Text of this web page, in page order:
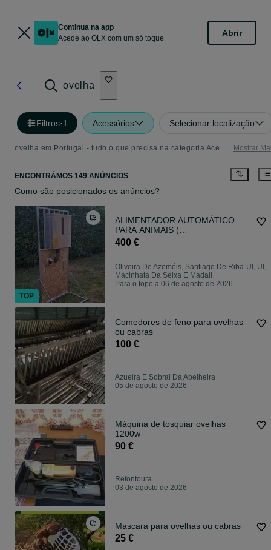
Continua na app
Acede ao OLX com um só toque
Abrir
ovelha
Filtros·1 Acessórios Selecionar localização
ovelha em Portugal - tudo o que precisa na categoria Acessórios Mostrar
ENCONTRÁMOS 149 ANÚNCIOS
Como são posicionados os anúncios?
ALIMENTADOR AUTOMÁTICO
PARA ANIMAIS (
CAVALOS,OVELHAS,PORCOS,CÃ
400 €
Oliveira De Azeméis, Santiago De Riba-Ul, Ul,
Macinhata Da Seixa E Madail
Para o topo a 06 de agosto de 2026
Comedores de feno para ovelhas
ou cabras
100 €
Azueira E Sobral Da Abelheira
05 de agosto de 2026
Máquina de tosquiar ovelhas
1200w
90 €
Refontoura
03 de agosto de 2026
Mascara para ovelhas ou cabras
25 €
TOP